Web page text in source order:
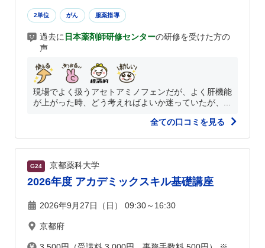
2単位 がん 服薬指導
過去に 日本薬剤師研修センターの研修を受けた方の
声
現場でよく扱うアセトアミノフェンだが、よく肝機能
が上がった時、どう考えればよいか迷っていたが、...
全ての口コミを見る
G24 京都薬科大学
2026年度 アカデミックスキル基礎講座
2026年9月27日（日） 09:30～16:30
京都府